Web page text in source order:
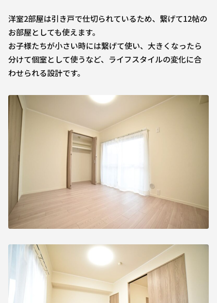
洋室2部屋は引き戸で仕切られているため、繋げて12帖の
お部屋としても使えます。
お子様たちが小さい時には繋げて使い、大きくなったら
分けて個室として使うなど、ライフスタイルの変化に合
わせられる設計です。